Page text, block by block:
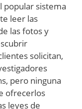
popular sistema
leer las
las fotos y
solicitan,
pero ninguna
ofrecerlos
leyes de